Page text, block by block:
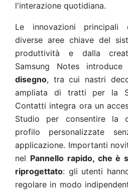
l'interazione quotidiana.
Le innovazioni principali
diverse aree chiave del
produttività e dalla
Samsung Notes introduce
disegno, tra cui nastri
ampliata di tratti per la
Contatti integra ora un
Studio per consentire la
profilo personalizzate
applicazione. Importanti
nel Pannello rapido, che è
riprogettato: gli utenti
regolare in modo